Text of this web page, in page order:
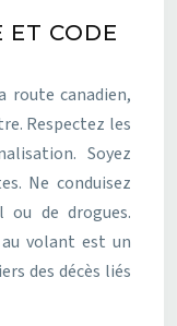
ET CODE
route canadien,
Respectez les
Soyez
Ne conduisez
ou de drogues.
volant est un
des décès liés